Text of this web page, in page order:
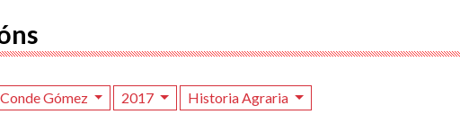
Gómez 2017 Historia Agraria